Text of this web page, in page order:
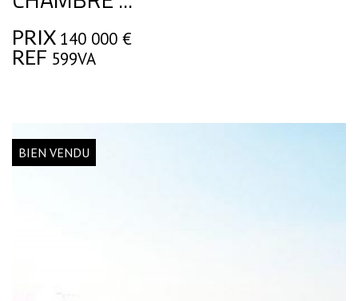
PRIX 140 000 €
REF 599VA
BIEN VENDU